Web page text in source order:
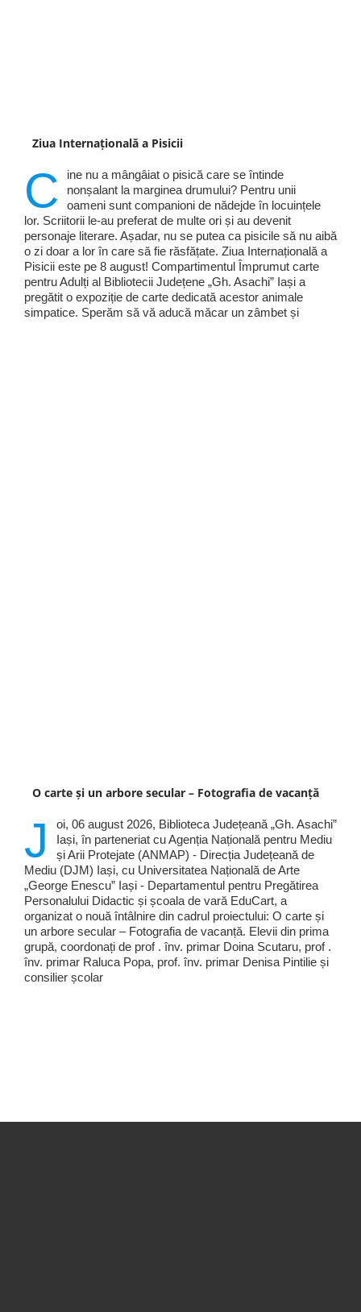
Ziua Internațională a Pisicii
C
ine nu a mângâiat o pisică care se întinde
nonșalant la marginea drumului? Pentru unii
oameni sunt companioni de nădejde în locuințele
lor. Scriitorii le-au preferat de multe ori și au devenit
personaje literare. Așadar, nu se putea ca pisicile să nu aibă
o zi doar a lor în care să fie răsfățate. Ziua Internațională a
Pisicii este pe 8 august! Compartimentul Împrumut carte
pentru Adulți al Bibliotecii Județene „Gh. Asachi” Iași a
pregătit o expoziție de carte dedicată acestor animale
simpatice. Sperăm să vă aducă măcar un zâmbet și
O carte și un arbore secular – Fotografia de vacanță
J
oi, 06 august 2026, Biblioteca Județeană „Gh. Asachi”
Iași, în parteneriat cu Agenția Națională pentru Mediu
și Arii Protejate (ANMAP) - Direcția Județeană de
Mediu (DJM) Iași, cu Universitatea Națională de Arte
„George Enescu” Iași - Departamentul pentru Pregătirea
Personalului Didactic și școala de vară EduCart, a
organizat o nouă întâlnire din cadrul proiectului: O carte și
un arbore secular – Fotografia de vacanță. Elevii din prima
grupă, coordonați de prof . înv. primar Doina Scutaru, prof .
înv. primar Raluca Popa, prof. înv. primar Denisa Pintilie și
consilier școlar